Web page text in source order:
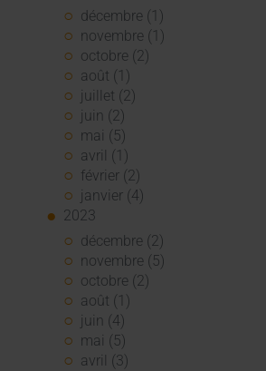
décembre (1)
novembre (1)
octobre (2)
août (1)
juillet (2)
juin (2)
mai (5)
avril (1)
février (2)
janvier (4)
2023
décembre (2)
novembre (5)
octobre (2)
août (1)
juin (4)
mai (5)
avril (3)